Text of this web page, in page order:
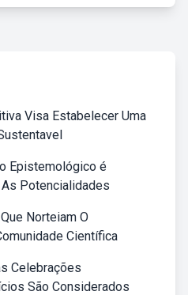
Visa Estabelecer Uma
Epistemológico é
Potencialidades
Norteiam O
Científica
Celebrações
São Considerados